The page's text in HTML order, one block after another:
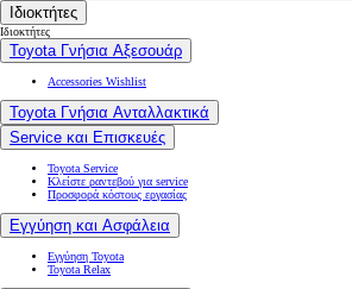
Ιδιοκτήτες
Ιδιοκτήτες
Toyota Γνήσια Αξεσουάρ
Accessories Wishlist
Toyota Γνήσια Ανταλλακτικά
Service και Επισκευές
Toyota Service
Κλείστε ραντεβού για service
Προσφορά κόστους εργασίας
Εγγύηση και Ασφάλεια
Εγγύηση Toyota
Toyota Relax